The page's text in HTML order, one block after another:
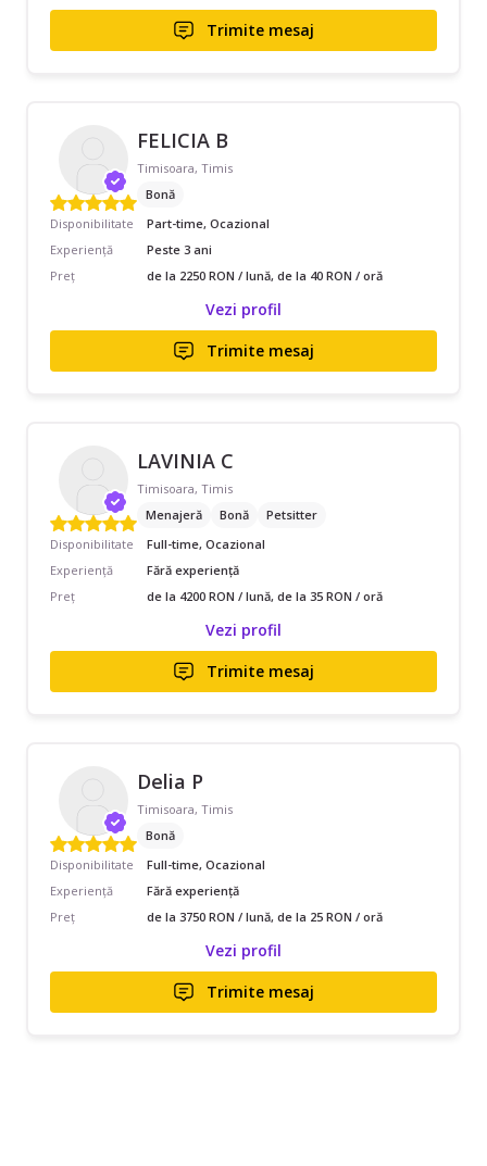
Trimite mesaj
FELICIA B
Timisoara, Timis
Bonă
Disponibilitate
Part-time, Ocazional
Experiență
Peste 3 ani
Preț
de la 2250 RON / lună, de la 40 RON / oră
Vezi profil
Trimite mesaj
LAVINIA C
Timisoara, Timis
Menajeră
Bonă
Petsitter
Disponibilitate
Full-time, Ocazional
Experiență
Fără experiență
Preț
de la 4200 RON / lună, de la 35 RON / oră
Vezi profil
Trimite mesaj
Delia P
Timisoara, Timis
Bonă
Disponibilitate
Full-time, Ocazional
Experiență
Fără experiență
Preț
de la 3750 RON / lună, de la 25 RON / oră
Vezi profil
Trimite mesaj